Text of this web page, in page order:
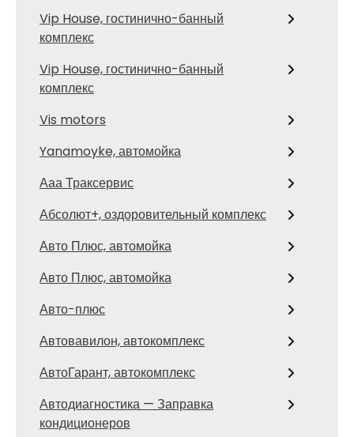
Vip House, гостинично-банный
комплекс
Vip House, гостинично-банный
комплекс
Vis motors
Yanamoyke, автомойка
Ааа Траксервис
Абсолют+, оздоровительный комплекс
Авто Плюс, автомойка
Авто Плюс, автомойка
Авто-плюс
Автовавилон, автокомплекс
АвтоГарант, автокомплекс
Автодиагностика — Заправка
кондиционеров